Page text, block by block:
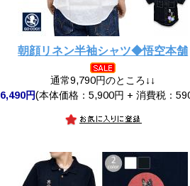
朝顔リネン半袖シャツ◆悟空本舗
通常9,790円のところ↓↓
6,490円(本体価格：5,900円 + 消費税：